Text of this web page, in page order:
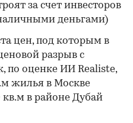
за счет инвесторов
деньгами)
цен, под которым в
разрыв с
по оценке ИИ Realiste,
жилья в Москве
в районе Дубай